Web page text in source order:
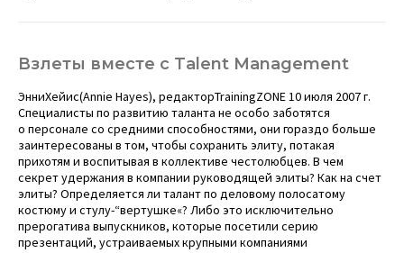
Взлеты вместе с Talent Management
ЭнниХейис(Annie Hayes), редакторTrainingZONE 10 июля 2007 г.
Специалисты по развитию таланта не особо заботятся
о персонале со средними способностями, они гораздо больше
заинтересованы в том, чтобы сохранить элиту, потакая
прихотям и воспитывая в коллективе честолюбцев. В чем
секрет удержания в компании руководящей элиты? Как на счет
элиты? Определяется ли талант по деловому полосатому
костюму и стулу-“вертушке«? Либо это исключительно
прерогатива выпускников, которые посетили серию
презентаций, устраиваемых крупными компаниями